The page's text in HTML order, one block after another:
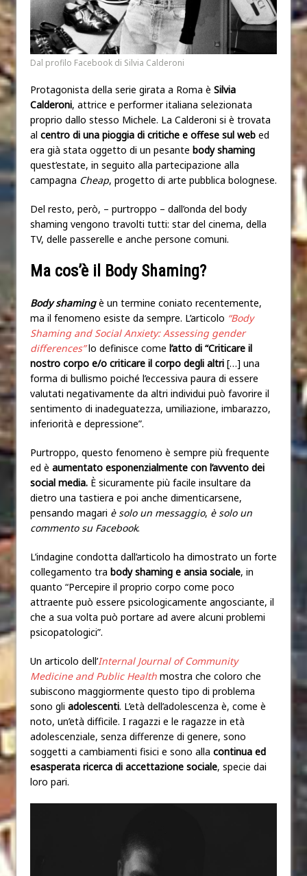
Dal profilo Facebook di Silvia Calderoni
Protagonista della serie girata a Roma è Silvia
Calderoni, attrice e performer italiana selezionata
proprio dallo stesso Michele. La Calderoni si è trovata
al centro di una pioggia di critiche e offese sul web ed
era già stata oggetto di un pesante body shaming
quest’estate, in seguito alla partecipazione alla
campagna Cheap, progetto di arte pubblica bolognese.
Del resto, però, – purtroppo – dall’onda del body
shaming vengono travolti tutti: star del cinema, della
TV, delle passerelle e anche persone comuni.
Ma cos’è il Body Shaming?
Body shamingè un termine coniato recentemente,
ma il fenomeno esiste da sempre. L’articolo “Body
Shaming and Social Anxiety: Assessing gender
differences”lo definisce come l’atto di “Criticare il
nostro corpo e/o criticare il corpo degli altri […] una
forma di bullismo poiché l’eccessiva paura di essere
valutati negativamente da altri individui può favorire il
sentimento di inadeguatezza, umiliazione, imbarazzo,
inferiorità e depressione”.
Purtroppo, questo fenomeno è sempre più frequente
ed è aumentato esponenzialmente con l’avvento dei
social media. È sicuramente più facile insultare da
dietro una tastiera e poi anche dimenticarsene,
pensando magari è solo un messaggio, è solo un
commento su Facebook.
L’indagine condotta dall’articolo ha dimostrato un forte
collegamento tra body shaming e ansia sociale, in
quanto “Percepire il proprio corpo come poco
attraente può essere psicologicamente angosciante, il
che a sua volta può portare ad avere alcuni problemi
psicopatologici”.
Un articolo dell’Internal Journal of Community
Medicine and Public Health mostra che coloro che
subiscono maggiormente questo tipo di problema
sono gli adolescenti. L’età dell’adolescenza è, come è
noto, un’età difficile. I ragazzi e le ragazze in età
adolescenziale, senza differenze di genere, sono
soggetti a cambiamenti fisici e sono alla continua ed
esasperata ricerca di accettazione sociale, specie dai
loro pari.